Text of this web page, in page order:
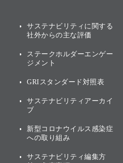
[AI] What dreams are made
その他
グループ企業一覧
業績・財務
アニュアルレポート
株主・投資家情報（IR）に
トップメッセージ
サステナビリティの考え方
ガバナンス
投資先のサステナビリティ
サステナビリティに関する
社外からの主な評価
ステークホルダーエンゲー
ジメント
GRIスタンダード対照表
サステナビリティアーカイ
ブ
新型コロナウイルス感染症
への取り組み
サステナビリティ編集方